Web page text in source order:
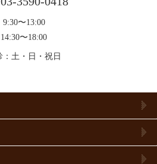
9:30〜13:00
14:30〜18:00
：土・日・祝日